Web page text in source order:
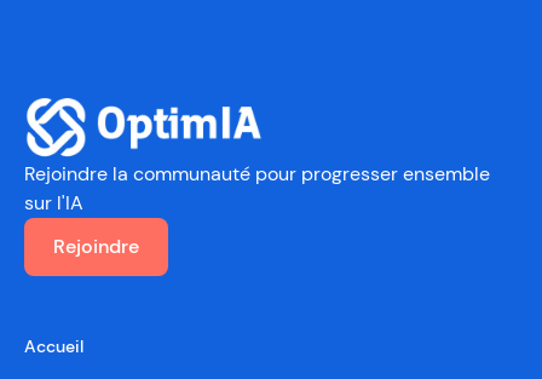
Rejoindre la communauté pour progresser ensemble
sur l'IA
Rejoindre
Accueil